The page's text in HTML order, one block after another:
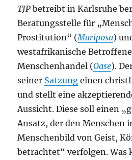
TJP betreibt in Karlsruhe
Beratungsstelle für
Prostitution“ (Mariposa)
westafrikanische
Menschenhandel (Oase).
seiner Satzung einen
und stellt eine
Aussicht. Diese soll einen
Ansatz, der den Menschen
Menschenbild von Geist,
betrachtet“ verfolgen. Was